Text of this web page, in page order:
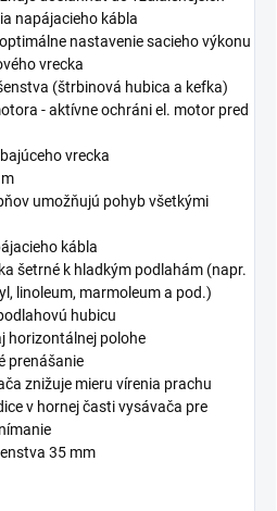
napájacieho kábla
nastavenie sacieho výkonu
vrecka
(štrbinová hubica a kefka)
- aktívne ochráni el. motor pred
vrecka
umožňujú pohyb všetkými
kábla
šetrné k hladkým podlahám (napr.
linoleum, marmoleum a pod.)
hubicu
horizontálnej polohe
prenášanie
znižuje mieru vírenia prachu
v hornej časti vysávača pre
35 mm